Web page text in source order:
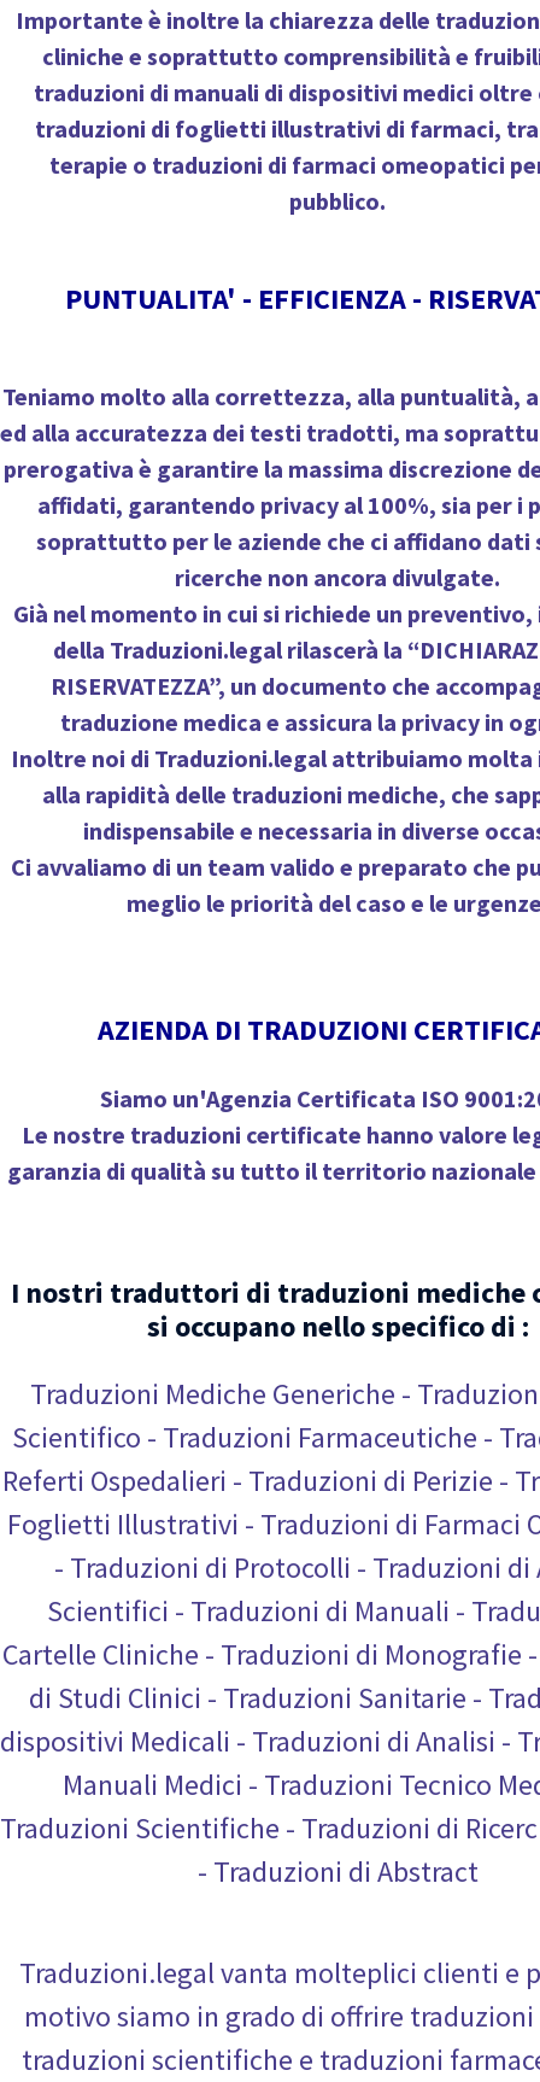
Importante è inoltre la chiarezza delle
cliniche e soprattutto comprensibilità e
traduzioni di manuali di dispositivi medici oltre
traduzioni di foglietti illustrativi di farmaci,
terapie o traduzioni di farmaci omeopatici
pubblico.
PUNTUALITA' - EFFICIENZA -
Teniamo molto alla correttezza, alla puntualità,
ed alla accuratezza dei testi tradotti, ma
prerogativa è garantire la massima discrezione
affidati, garantendo privacy al 100%, sia per i
soprattutto per le aziende che ci affidano dati
ricerche non ancora divulgate.
Già nel momento in cui si richiede un
della Traduzioni.legal rilascerà la
RISERVATEZZA”, un documento che
traduzione medica e assicura la privacy in
Inoltre noi di Traduzioni.legal attribuiamo
alla rapidità delle traduzioni mediche, che
indispensabile e necessaria in diverse
Ci avvaliamo di un team valido e preparato che
meglio le priorità del caso e le
AZIENDA DI TRADUZIONI
Siamo un'Agenzia Certificata ISO
Le nostre traduzioni certificate hanno valore
garanzia di qualità su tutto il territorio nazionale
I nostri traduttori di traduzioni mediche
si occupano nello specifico di :
Traduzioni Mediche Generiche -
Scientifico - Traduzioni Farmaceutiche -
Referti Ospedalieri - Traduzioni di Perizie -
Foglietti Illustrativi - Traduzioni di Farmaci
- Traduzioni di Protocolli - Traduzioni di
Scientifici - Traduzioni di Manuali -
Cartelle Cliniche - Traduzioni di Monografie
di Studi Clinici - Traduzioni Sanitarie -
dispositivi Medicali - Traduzioni di Analisi -
Manuali Medici - Traduzioni Tecnico
Traduzioni Scientifiche - Traduzioni di
- Traduzioni di Abstract
Traduzioni.legal vanta molteplici clienti e
motivo siamo in grado di offrire
traduzioni scientifiche e traduzioni